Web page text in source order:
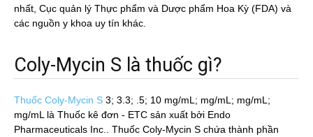
nhất, Cục quản lý Thực phẩm và Dược phẩm Hoa Kỳ (FDA) và
các nguồn y khoa uy tín khác.
Coly-Mycin S là thuốc gì?
Thuốc Coly-Mycin S 3; 3.3; .5; 10 mg/mL; mg/mL; mg/mL;
mg/mL là Thuốc kê đơn - ETC sản xuất bởi Endo
Pharmaceuticals Inc.. Thuốc Coly-Mycin S chứa thành phần